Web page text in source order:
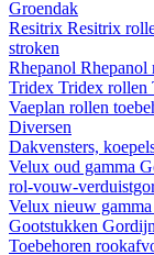
Groendak
Resitrix Resitrix
stroken
Rhepanol
Tridex Tridex rollen
Vaeplan rollen
Diversen
Dakvensters,
Velux oud gamma
rol-vouw-
Velux nieuw gamma
Gootstukken
Toebehoren